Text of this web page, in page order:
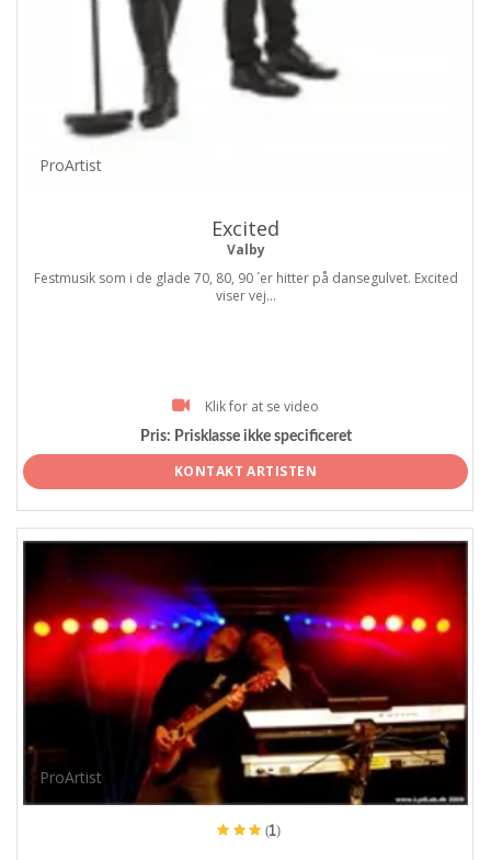
ProArtist
Excited
Valby
Festmusik som i de glade 70, 80, 90 ´er hitter på dansegulvet. Excited
viser vej...
Klik for at se video
Pris: Prisklasse ikke specificeret
KONTAKT ARTISTEN
ProArtist
(1)